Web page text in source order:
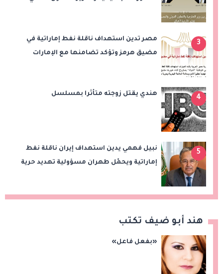
3
مصر تدين استهداف ناقلة نفط إماراتية في
مضيق هرمز وتؤكد تضامنها مع الإمارات
4
هندي يقتل زوجته متأثرا بمسلسل
5
نبيل فهمي يدين استهداف إيران ناقلة نفط
إماراتية ويحمّل طهران مسؤولية تهديد حرية
هند أبو ضيف تكتب
«بفعل فاعل»